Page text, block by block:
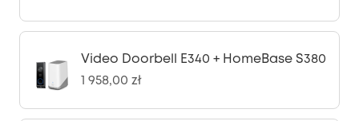
Video Doorbell E340 + HomeBase S380
1 958,00 zł